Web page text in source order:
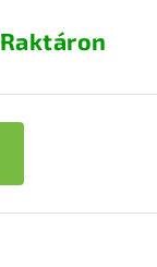
Raktáron